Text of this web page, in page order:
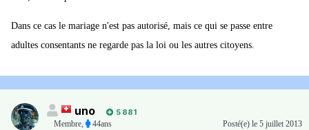
Dans ce cas le mariage n'est pas autorisé, mais ce qui se passe entre
adultes consentants ne regarde pas la loi ou les autres citoyens.
uno
5 881
Membre, 44ans Posté(e) le 5 juillet 2013